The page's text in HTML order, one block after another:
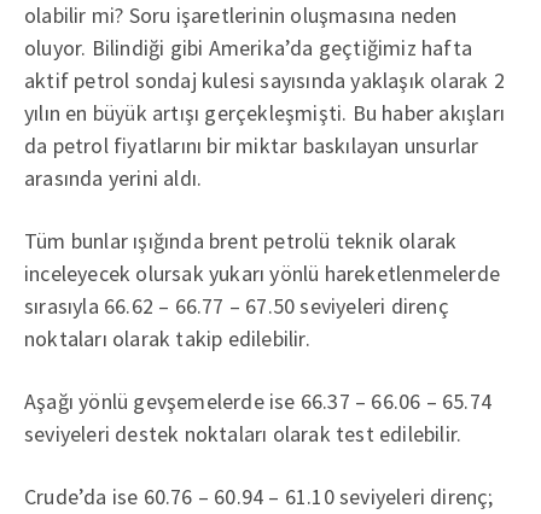
olabilir mi? Soru işaretlerinin oluşmasına neden
oluyor. Bilindiği gibi Amerika’da geçtiğimiz hafta
aktif petrol sondaj kulesi sayısında yaklaşık olarak 2
yılın en büyük artışı gerçekleşmişti. Bu haber akışları
da petrol fiyatlarını bir miktar baskılayan unsurlar
arasında yerini aldı.
Tüm bunlar ışığında brent petrolü teknik olarak
inceleyecek olursak yukarı yönlü hareketlenmelerde
sırasıyla 66.62 – 66.77 – 67.50 seviyeleri direnç
noktaları olarak takip edilebilir.
Aşağı yönlü gevşemelerde ise 66.37 – 66.06 – 65.74
seviyeleri destek noktaları olarak test edilebilir.
Crude’da ise 60.76 – 60.94 – 61.10 seviyeleri direnç;